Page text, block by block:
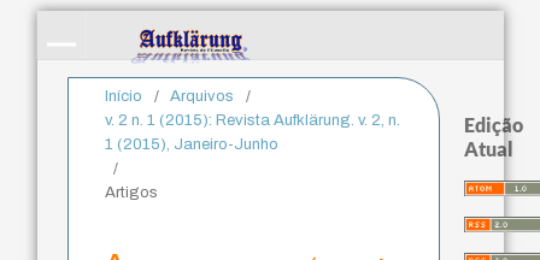
Início / Arquivos
/
v. 2 n. 1 (2015): Revista Aufklärung. v. 2, n.
1 (2015), Janeiro-Junho
/
Artigos
Edição
Atual